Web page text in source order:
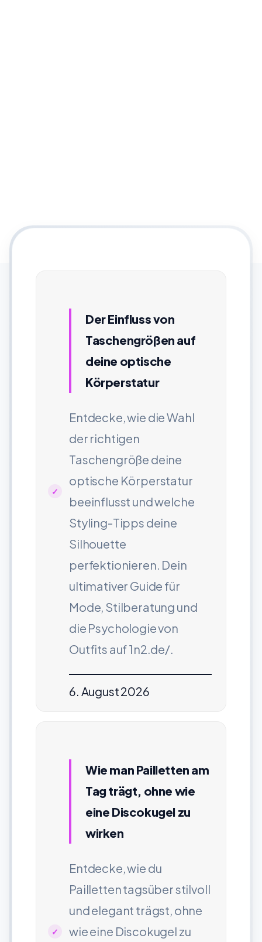
Der Einfluss von
Taschengrößen auf
deine optische
Körperstatur
Entdecke, wie die Wahl
der richtigen
Taschengröße deine
optische Körperstatur
beeinflusst und welche
Styling-Tipps deine
Silhouette
perfektionieren. Dein
ultimativer Guide für
Mode, Stilberatung und
die Psychologie von
Outfits auf 1n2.de/.
6. August 2026
Wie man Pailletten am
Tag trägt, ohne wie
eine Discokugel zu
wirken
Entdecke, wie du
Pailletten tagsüber stilvoll
und elegant trägst, ohne
wie eine Discokugel zu